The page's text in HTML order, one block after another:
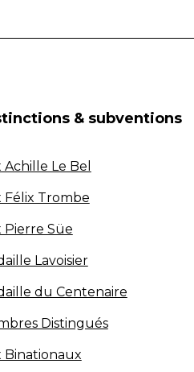
& subventions
Achille Le Bel
Félix Trombe
Pierre Süe
Lavoisier
du Centenaire
Distingués
Binationaux